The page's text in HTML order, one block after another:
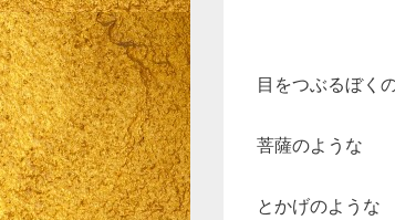
目をつぶるぼく
菩薩のような
とかげのような